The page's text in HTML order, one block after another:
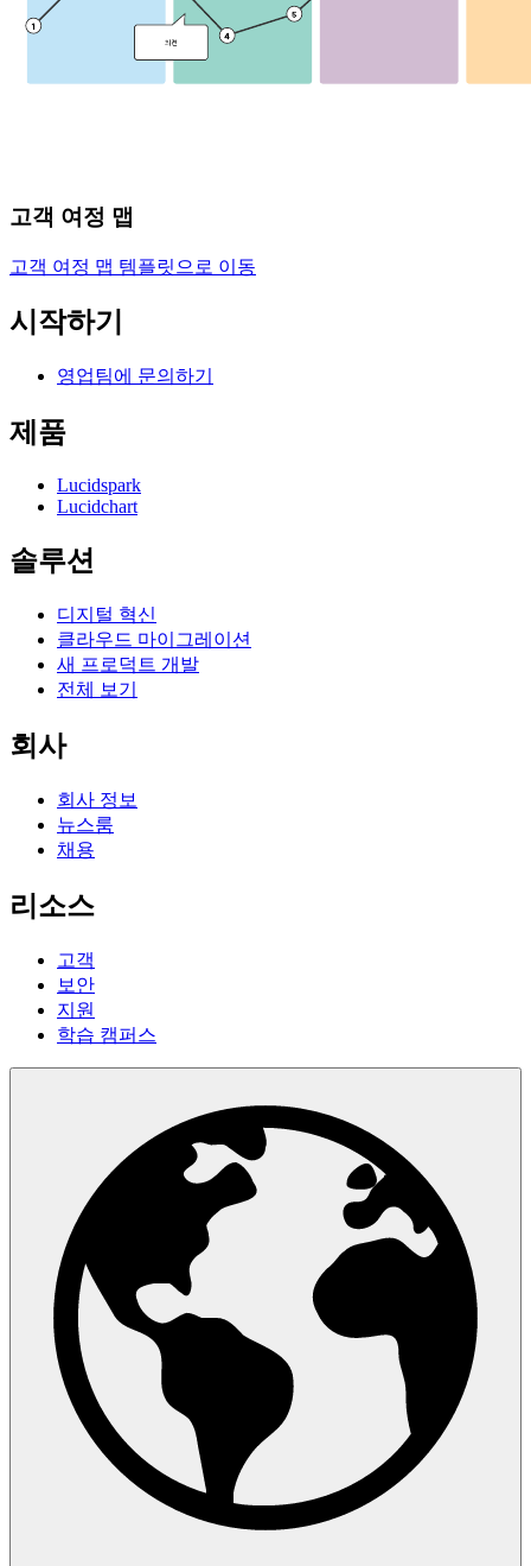
고객 여정 맵
고객 여정 맵 템플릿으로 이동
시작하기
영업팀에 문의하기
제품
Lucidspark
Lucidchart
솔루션
디지털 혁신
클라우드 마이그레이션
새 프로덕트 개발
전체 보기
회사
회사 정보
뉴스룸
채용
리소스
고객
보안
지원
학습 캠퍼스